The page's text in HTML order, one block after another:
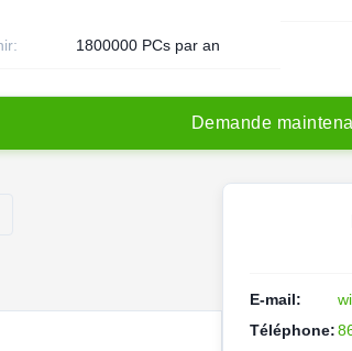
1800000 PCs par an
Demande maintena
E-mail:
Téléphone: